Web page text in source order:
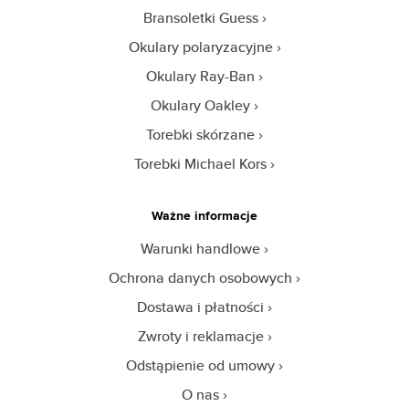
Bransoletki Guess
Okulary polaryzacyjne
Okulary Ray-Ban
Okulary Oakley
Torebki skórzane
Torebki Michael Kors
Ważne informacje
Warunki handlowe
Ochrona danych osobowych
Dostawa i płatności
Zwroty i reklamacje
Odstąpienie od umowy
O nas